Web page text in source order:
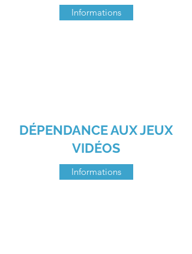
Informations
DÉPENDANCE AUX JEUX
VIDÉOS
Informations